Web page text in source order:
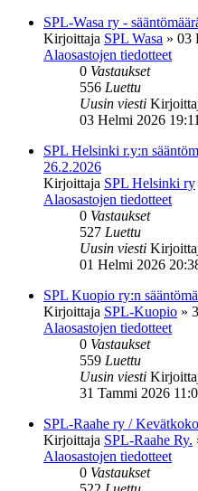
SPL-Wasa ry -
Kirjoittaja SPL Wasa » 03
Alaosastojen tiedotteet
0 Vastaukset
556 Luettu
Uusin viesti
03 Helmi 2026 19:11
SPL Helsinki r.y:n
26.2.2026
Kirjoittaja SPL Helsinki ry
Alaosastojen tiedotteet
0 Vastaukset
527 Luettu
Uusin viesti
01 Helmi 2026
SPL Kuopio ry:n
Kirjoittaja SPL-Kuopio »
Alaosastojen tiedotteet
0 Vastaukset
559 Luettu
Uusin viesti
31 Tammi 2026
SPL-Raahe ry /
Kirjoittaja SPL-Raahe Ry.
Alaosastojen tiedotteet
0 Vastaukset